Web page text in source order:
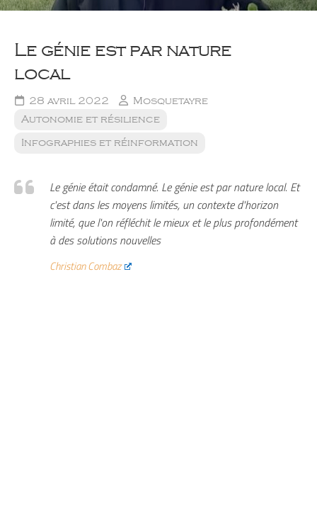
Le génie est par nature
local
28 avril 2022
Mosquetayre
Autonomie et résilience
Infographies et réinformation
Le génie était condamné. Le génie est par nature local. Et
c'est dans les moyens limités, un contexte d'horizon
limité, que l'on réfléchit le mieux et le plus profondément
à des solutions nouvelles
Christian Combaz